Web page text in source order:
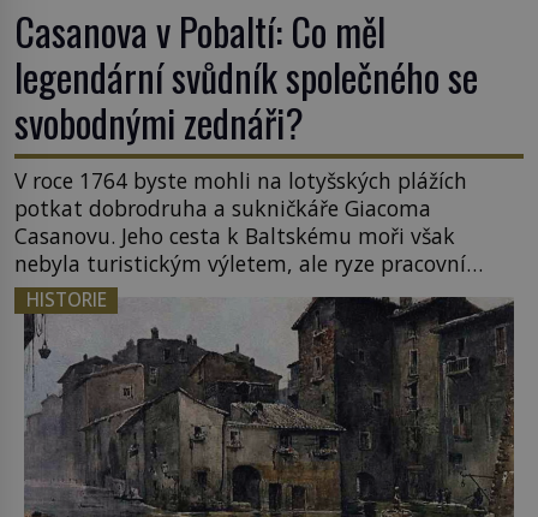
Casanova v Pobaltí: Co měl
legendární svůdník společného se
svobodnými zednáři?
V roce 1764 byste mohli na lotyšských plážích
potkat dobrodruha a sukničkáře Giacoma
Casanovu. Jeho cesta k Baltskému moři však
nebyla turistickým výletem, ale ryze pracovní
cestou se zištnými úmysly. Jaký cíl Casanova
sledoval, když se například procházel uličkami
lotyšské Rigy? Casanova v Pobaltí kontaktoval
tamní zednářské lóže. Nebyl v této oblasti žádným
nováčkem, protože do zednářské […]
HISTORIE